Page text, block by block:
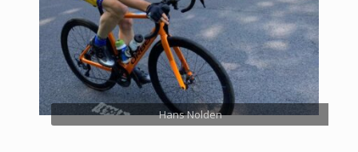
Hans Nolden